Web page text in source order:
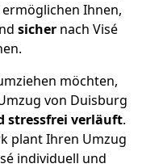
Ihnen,
sichernach Visé
möchten,
von Duisburg
stressfrei verläuft.
plant Ihren Umzug
individuell und